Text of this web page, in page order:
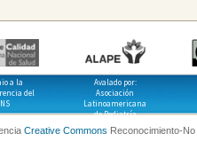
a la
del
Avalado por:
Asociación
Latinoamericana
de Pediatría
Creative Commons Reconocimiento-